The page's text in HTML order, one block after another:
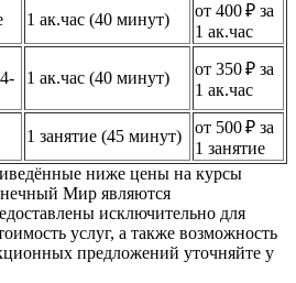
1 ак.час (40 минут)
от 400 ₽ за
1 ак.час
1 ак.час (40 минут)
от 350 ₽ за
1 ак.час
1 занятие (45 минут)
от 500 ₽ за
1 занятие
ниже цены на курсы
Мир являются
исключительно для
услуг, а также возможность
предложений уточняйте у